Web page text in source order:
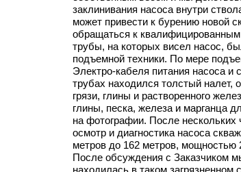
заклинивания насоса внутри
может привести к бурению новой
обращаться к
трубы, на которых висел насос,
подъемной техники. По мере
Электро-кабеля питания насоса
трубах находился толстый
грязи, глины и растворенного
глины, песка, железа и марганца
на фотографии. После
осмотр и диагностика насоса
метров до 162 метров, мощностью
После обсуждения с Заказчиком
находилась в таком